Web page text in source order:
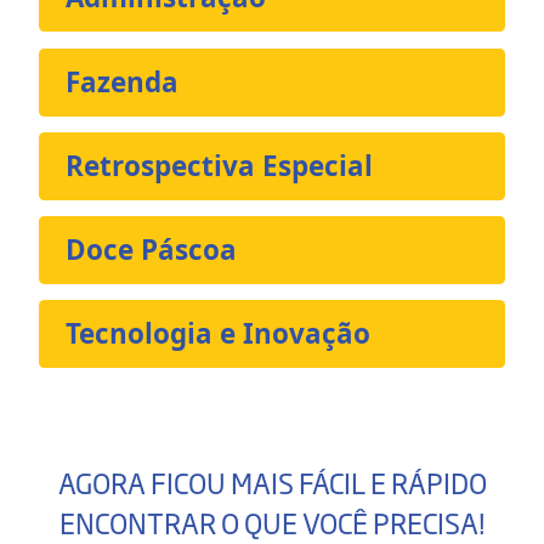
Fazenda
Retrospectiva Especial
Doce Páscoa
Tecnologia e Inovação
AGORA FICOU MAIS FÁCIL E RÁPIDO
ENCONTRAR O QUE VOCÊ PRECISA!